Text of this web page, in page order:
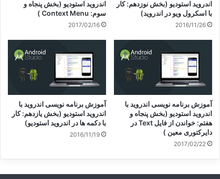
اندروید استودیو (بخش نوزدهم: کار
با اسکرول ویو در اندروید)
2016/11/26
اندروید استودیو (بخش پنجاه و
سوم: Context Menu )
2017/02/16
آموزش برنامه نویسی اندروید با
اندروید استودیو (بخش پنجاه و
هفتم: خواندن از فایل Text در
دایرکتوری معین )
2017/02/22
آموزش برنامه نویسی اندروید با
اندروید استودیو (بخش یازدهم: کار
با دکمه ها در اندروید استودیو)
2016/11/19